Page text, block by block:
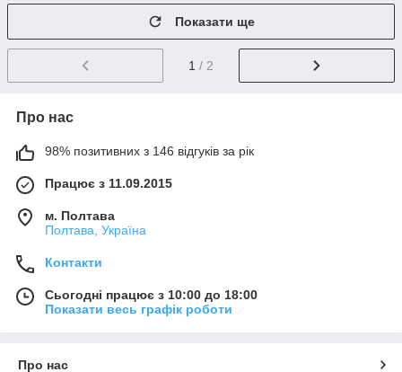
Показати ще
1 / 2
Про нас
98% позитивних з 146 відгуків за рік
Працює з 11.09.2015
м. Полтава
Полтава, Україна
Контакти
Сьогодні працює з 10:00 до 18:00
Показати весь графік роботи
Про нас